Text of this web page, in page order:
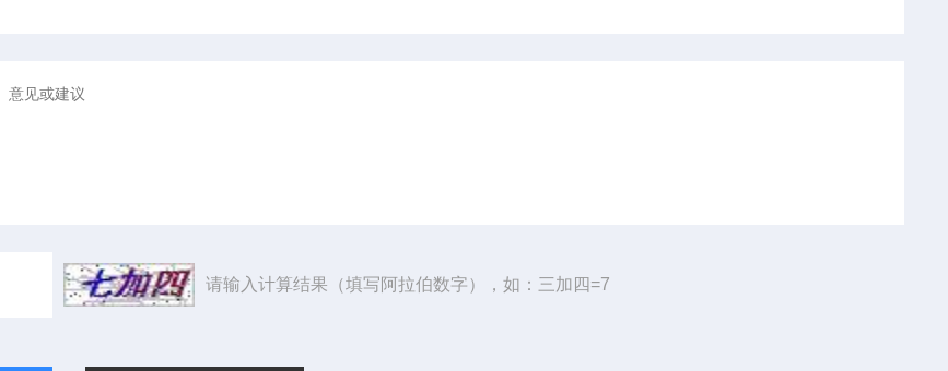
请输入计算结果（填写阿拉伯数字），如：三加四=7